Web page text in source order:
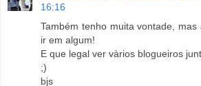
16:16
Também tenho muita vontade,
ir em algum!
E que legal ver vàrios blogueiros
;)
bjs